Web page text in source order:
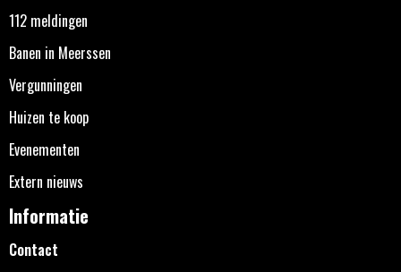
112 meldingen
Banen in Meerssen
Vergunningen
Huizen te koop
Evenementen
Extern nieuws
Informatie
Contact